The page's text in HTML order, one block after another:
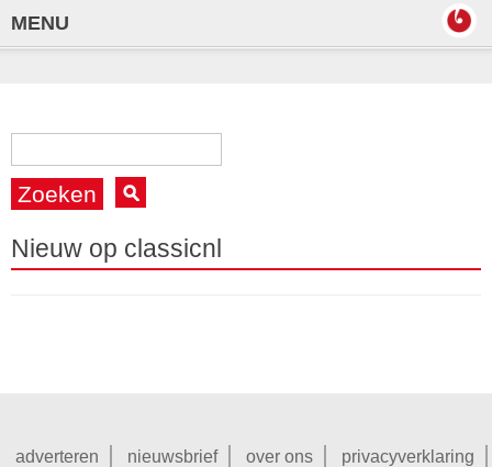
MENU
Zoeken
Nieuw op classicnl
adverteren nieuwsbrief over ons
privacyverklaring